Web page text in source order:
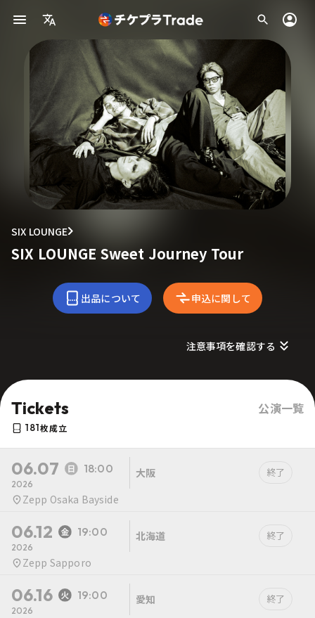
SIX LOUNGE
SIX LOUNGE Sweet Journey Tour
出品について 申込に関して
注意事項を確認する
Tickets 公演一覧
181枚成立
06.07 18:00
2026
大阪 終了
Zepp Osaka Bayside
06.12 19:00
2026
北海道 終了
Zepp Sapporo
06.16 19:00
2026
愛知 終了